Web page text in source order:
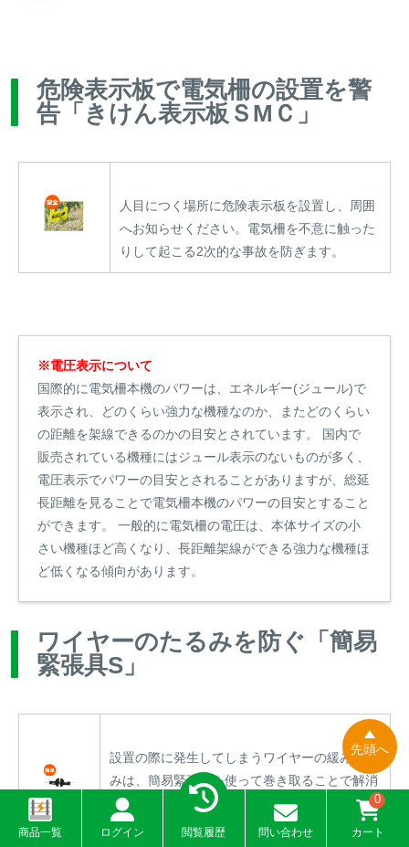
危険表示板で電気柵の設置を警
告「きけん表示板ＳMＣ」
人目につく場所に危険表示板を設置し、周囲
へお知らせください。電気柵を不意に触った
りして起こる2次的な事故を防ぎます。
※電圧表示について
国際的に電気柵本機のパワーは、エネルギー(ジュール)で
表示され、どのくらい強力な機種なのか、またどのくらい
の距離を架線できるのかの目安とされています。 国内で
販売されている機種にはジュール表示のないものが多く、
電圧表示でパワーの目安とされることがありますが、総延
長距離を見ることで電気柵本機のパワーの目安とすること
ができます。 一般的に電気柵の電圧は、本体サイズの小
さい機種ほど高くなり、長距離架線ができる強力な機種ほ
ど低くなる傾向があります。
ワイヤーのたるみを防ぐ「簡易
緊張具S」
設置の際に発生してしまうワイヤーの緩み、弛
みは、簡易緊張具を使って巻き取ることで解消
できます。100mに1箇所程度を目安にご使用く
ださい。
商品一覧 ログイン 閲覧履歴 問い合わせ
0
カート
先頭へ